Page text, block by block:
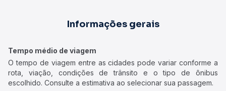
Informações gerais
Tempo médio de viagem
O tempo de viagem entre as cidades pode variar conforme a
rota, viação, condições de trânsito e o tipo de ônibus
escolhido. Consulte a estimativa ao selecionar sua passagem.